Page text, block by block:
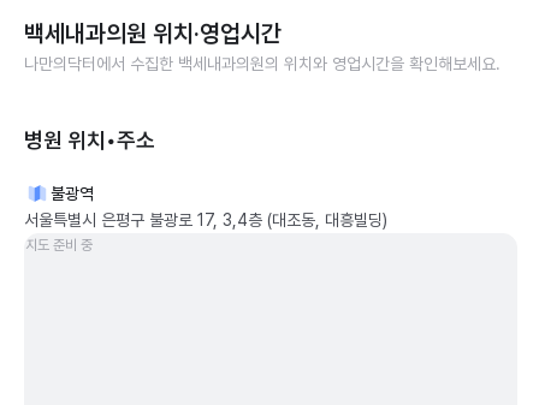
백세내과의원 위치·영업시간
나만의닥터에서 수집한 백세내과의원의 위치와 영업시간을 확인해보세요.
병원 위치•주소
불광역
서울특별시 은평구 불광로 17, 3,4층 (대조동, 대흥빌딩)
지도 준비 중